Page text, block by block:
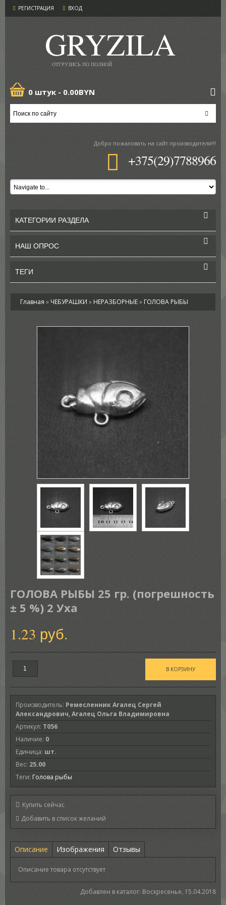
РЕГИСТРАЦИЯ ВХОД
GRYZILA
ОТГРУЗИСЬ ПО ПОЛНОЙ
0 штук - 0.00BYN
Добро пожаловать на сайт производителя!!!
+375(29)7788966
КАТЕГОРИИ РАЗДЕЛА
НАШ ОПРОС
ТЕГИ
Главная » ЧЕБУРАШКИ » НЕРАЗБОРНЫЕ » ГОЛОВА РЫБЫ
ГОЛОВА РЫБЫ 25 гр. (погрешность
± 5 %) 2 Уха
1.23 руб.
Производитель: Ремесленник Агалец Сергей
Александрович, Агалец Ольга Владимировна
Артикул: T056
Наличие: 0
Единица: шт.
Вес: 25.00
Теги: Голова рыбы
Купить сейчас
Описание Изображения Отзывы
Описание товара отсутствует
Добавлен в каталог: Воскресенье, 15.04.2018